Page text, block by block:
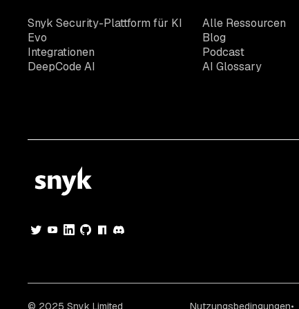
Snyk Security-Plattform für KI
Evo
Integrationen
DeepCode AI
Alle Ressourcen
Blog
Podcast
AI Glossary
© 2025 Snyk Limited Nutzungsbedingungen